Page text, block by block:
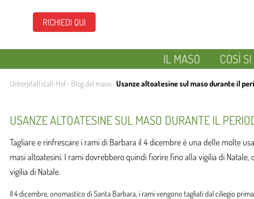
RICHIEDI QUI
IL MASO COSÌ
Unterpfaffstall-Hof › Blog del maso › Usanze altoatesine sul maso durante il
USANZE ALTOATESINE SUL MASO DURANTE IL
Tagliare e rinfrescare i rami di Barbara il 4 dicembre è una delle molte
masi altoatesini. I rami dovrebbero quindi fiorire fino alla vigilia di Natale,
vigilia di Natale.
Il 4 dicembre, onomastico di Santa Barbara, i rami vengono tagliati dal ciliegio